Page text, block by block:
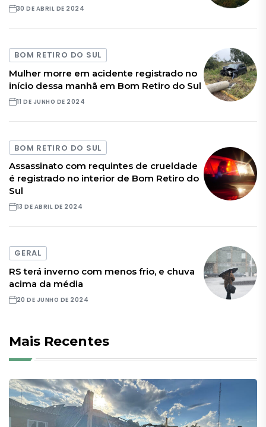
30 DE ABRIL DE 2024
BOM RETIRO DO SUL
Mulher morre em acidente registrado no
início dessa manhã em Bom Retiro do Sul
11 DE JUNHO DE 2024
BOM RETIRO DO SUL
Assassinato com requintes de crueldade
é registrado no interior de Bom Retiro do
Sul
13 DE ABRIL DE 2024
GERAL
RS terá inverno com menos frio, e chuva
acima da média
20 DE JUNHO DE 2024
Mais Recentes